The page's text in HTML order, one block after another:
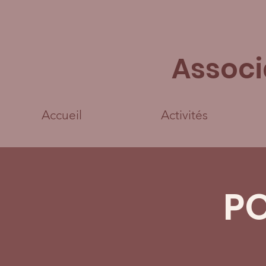
Accueil Activités